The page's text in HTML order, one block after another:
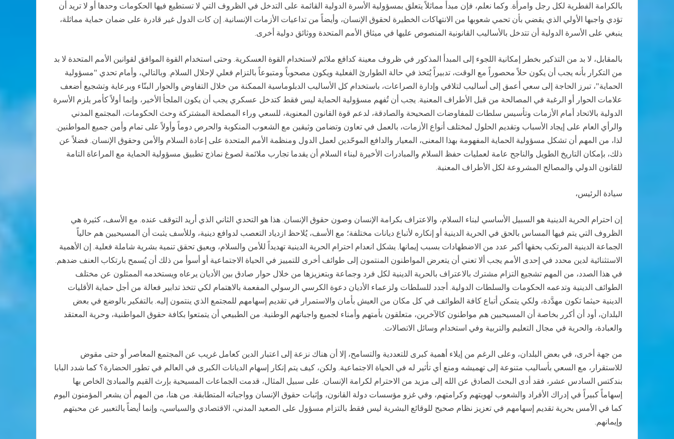
بالكرامة الفطرية لكل رجل وامرأة. وكما نعلم، فإن مبدأ مماثلاً يتعلق بمسؤولية الأسرة الدولية القائمة على التدخل في الظروف التي لا تستطيع فيها الحكومات وحدها أو لا تريد أن
تؤدي واجبها الأولي الذي يقضي بأن تحمي شعوبها من الانتهاكات الخطيرة لحقوق الإنسان، وأيضاً من تداعيات الأزمات الإنسانية. إن كات الدول غير قادرة على ضمان حماية مماثلة،
ينبغي على الأسرة الدولية أن تتدخل بالأساليب القانونية المنصوص عليها في ميثاق الأمم المتحدة ووثائق دولية أخرى.
بالمقابل، لا بد من التذكير بخطر إمكانية اللجوء إلى المبدأ المذكور في ظروف معينة كدافع ملائم لاستخدام القوة العسكرية. وحتى استخدام القوة الموافق لقوانين الأمم المتحدة لا بد
من التكرار بأنه يجب أن يكون حلاً محصوراً مع الوقت، تدبيراً يُتخذ في حالة الطوارئ الفعلية ويكون مصحوباً ومتبوعاً بالتزام فعلي لإحلال السلام. وبالتالي، وأمام تحدي "مسؤولية
الحماية"، تبرز الحاجة إلى سعي أعمق إلى أساليب لتلافي وإدارة الصراعات، باستخدام كل الأساليب الدبلوماسية الممكنة من خلال التفاوض والحوار البنّاء وبرعاية وتشجيع أضعف
علامات الحوار أو الرغبة في المصالحة من قبل الأطراف المعنية. يجب أن تُفهم مسؤولية الحماية ليس فقط كتدخل عسكري يجب أن يكون الملجأ الأخير، وإنما أولاً كأمر يلزم الأسرة
الدولية بالاتحاد أمام الأزمات وتأسيس سلطات للمفاوضات الصحيحة والصادقة، لدعم قوة القانون المعنوية، للسعي وراء المصلحة المشتركة وحث الحكومات، المجتمع المدني
والرأي العام على إيجاد الأسباب وتقديم الحلول لمختلف أنواع الأزمات، بالعمل في تعاون وتضامن وثيقين مع الشعوب المنكوبة والحرص دوماً وأولاً على تمام وأمن جميع المواطنين.
لذا، من المهم أن تشكل مسؤولية الحماية المفهومة بهذا المعنى، المعيار والدافع الموحّدين لعمل الدول ومنظمة الأمم المتحدة على إعادة السلام والأمن وحقوق الإنسان. فضلاً عن
ذلك، بإمكان التاريخ الطويل والناجح عامة لعمليات حفظ السلام والمبادرات الأخيرة لبناء السلام أن يقدما تجارب ملائمة لصوغ نماذج تطبيق مسؤولية الحماية مع المراعاة التامة
للقانون الدولي والمصالح المشروعة لكل الأطراف المعنية.
سيادة الرئيس،
إن احترام الحرية الدينية هو السبيل الأساسي لبناء السلام، والاعتراف بكرامة الإنسان وصون حقوق الإنسان. هذا هو التحدي الثاني الذي أريد التوقف عنده. مع الأسف، كثيرة هي
الظروف التي يتم فيها المساس بالحق في الحرية الدينية أو إنكاره لأتباع ديانات مختلفة؛ مع الأسف، يُلاحظ ازدياد التعصب لدوافع دينية، وللأسف يثبت أن المسيحيين هم حالياً
الجماعة الدينية المرتكب بحقها أكبر عدد من الاضطهادات بسبب إيمانها. يشكل انعدام احترام الحرية الدينية تهديداً للأمن والسلام، ويعيق تحقق تنمية بشرية شاملة فعلية. إن الأهمية
الاستثنائية لدين محدد في إحدى الأمم يجب ألا تعني أن يتعرض المواطنون المنتمون إلى طوائف أخرى للتمييز في الحياة الاجتماعية أو أسوأ من ذلك أن يُسمح بارتكاب العنف ضدهم.
في هذا الصدد، من المهم تشجيع التزام مشترك بالاعتراف بالحرية الدينية لكل فرد وجماعة وبتعزيزها من خلال حوار صادق بين الأديان يرعاه ويستخدمه الممثلون عن مختلف
الطوائف الدينية وتدعمه الحكومات والسلطات الدولية. أجدد للسلطات ولزعماء الأديان دعوة الكرسي الرسولي المفعمة بالاهتمام لكي تتخذ تدابير فعالة من أجل حماية الأقليات
الدينية حيثما تكون مهدَّدة، ولكي يتمكن أتباع كافة الطوائف في كل مكان من العيش بأمان والاستمرار في تقديم إسهامهم للمجتمع الذي ينتمون إليه. بالتفكير بالوضع في بعض
البلدان، أود أن أكرر بخاصة أن المسيحيين هم مواطنون كالآخرين، متعلقون بأمتهم وأمناء لجميع واجباتهم الوطنية. من الطبيعي أن يتمتعوا بكافة حقوق المواطنية، وحرية المعتقد
والعبادة، والحرية في مجال التعليم والتربية وفي استخدام وسائل الاتصالات.
من جهة أخرى، في بعض البلدان، وعلى الرغم من إيلاء أهمية كبرى للتعددية والتسامح، إلا أن هناك نزعة إلى اعتبار الدين كعامل غريب عن المجتمع المعاصر أو حتى مقوض
للاستقرار، مع السعي بأساليب متنوعة إلى تهميشه ومنع أي تأثير له في الحياة الاجتماعية. ولكن، كيف يتم إنكار إسهام الديانات الكبرى في العالم في تطور الحضارة؟ كما شدد البابا
بندكتس السادس عشر، فقد أدى البحث الصادق عن الله إلى مزيد من الاحترام لكرامة الإنسان. على سبيل المثال، قدمت الجماعات المسيحية بإرث القيم والمبادئ الخاص بها
إسهاماً كبيراً في إدراك الأفراد والشعوب لهويتهم وكرامتهم، وفي غزو مؤسسات دولة القانون، وإثبات حقوق الإنسان وواجباته المتطابقة. من هنا، من المهم أن يشعر المؤمنون اليوم
كما في الأمس بحرية تقديم إسهامهم في تعزيز نظام صحيح للوقائع البشرية ليس فقط بالتزام مسؤول على الصعيد المدني، الاقتصادي والسياسي، وإنما أيضاً بالتعبير عن محبتهم
وإيمانهم.